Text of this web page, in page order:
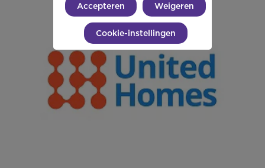
Accepteren Weigeren
Cookie-instellingen